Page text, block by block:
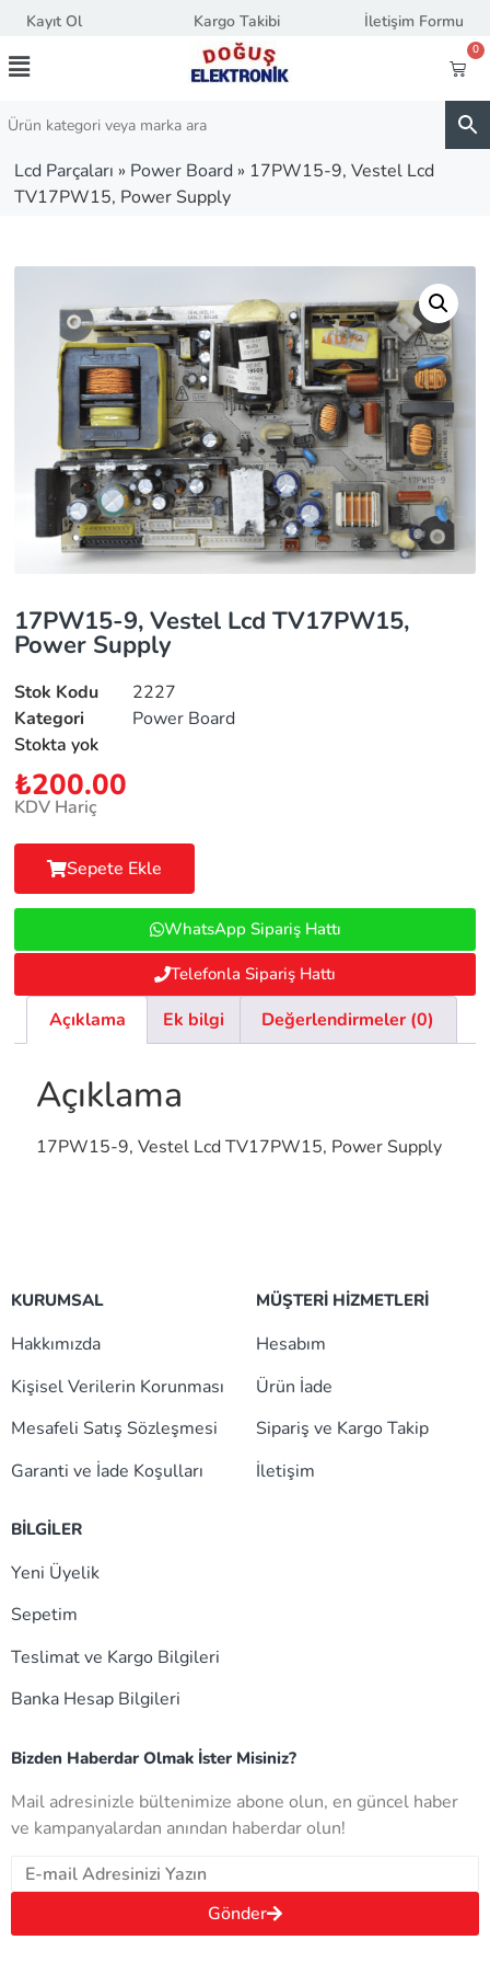
Kayıt Ol Kargo Takibi İletişim Formu
0
Lcd Parçaları » Power Board » 17PW15-9, Vestel Lcd
TV17PW15, Power Supply
17PW15-9, Vestel Lcd TV17PW15,
Power Supply
Stok Kodu
2227
Kategori
Power Board
Stokta yok
₺200.00
KDV Hariç
Sepete Ekle
WhatsApp Sipariş Hattı
Telefonla Sipariş Hattı
Açıklama Ek bilgi Değerlendirmeler (0)
Açıklama
17PW15-9, Vestel Lcd TV17PW15, Power Supply
KURUMSAL
Hakkımızda
Kişisel Verilerin Korunması
Mesafeli Satış Sözleşmesi
Garanti ve İade Koşulları
MÜŞTERİ HİZMETLERİ
Hesabım
Ürün İade
Sipariş ve Kargo Takip
İletişim
BİLGİLER
Yeni Üyelik
Sepetim
Teslimat ve Kargo Bilgileri
Banka Hesap Bilgileri
Bizden Haberdar Olmak İster Misiniz?
Mail adresinizle bültenimize abone olun, en güncel haber
ve kampanyalardan anından haberdar olun!
Gönder